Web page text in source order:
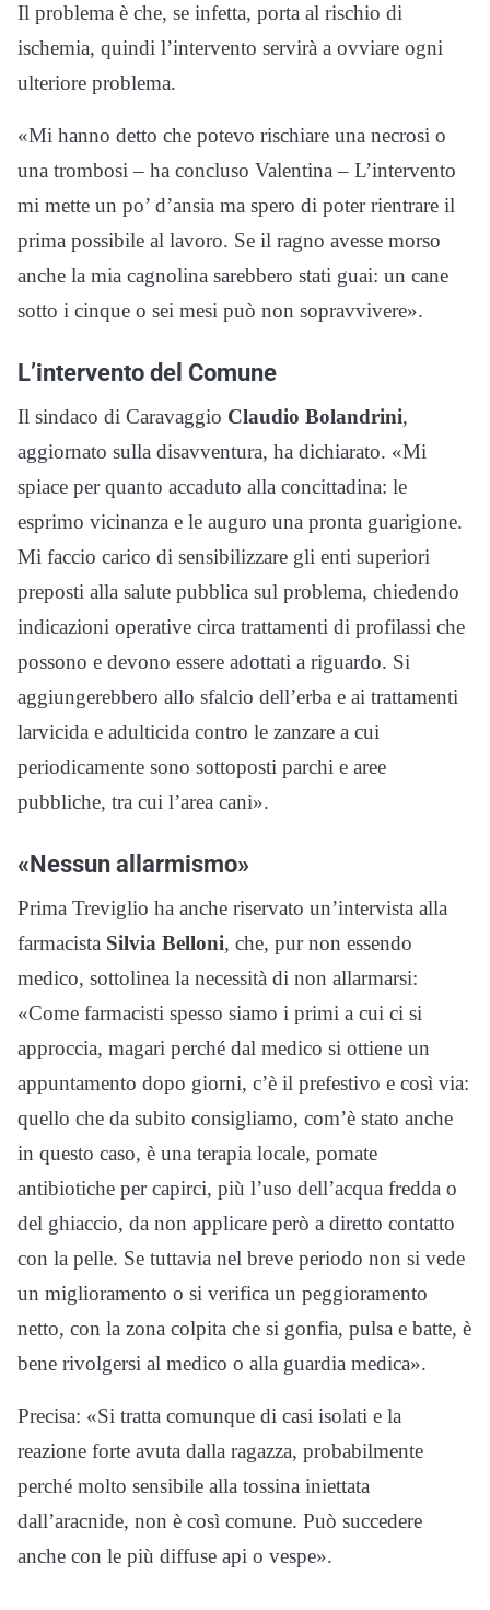
Il problema è che, se infetta, porta al rischio di
ischemia, quindi l’intervento servirà a ovviare ogni
ulteriore problema.
«Mi hanno detto che potevo rischiare una necrosi o
una trombosi – ha concluso Valentina – L’intervento
mi mette un po’ d’ansia ma spero di poter rientrare il
prima possibile al lavoro. Se il ragno avesse morso
anche la mia cagnolina sarebbero stati guai: un cane
sotto i cinque o sei mesi può non sopravvivere».
L’intervento del Comune
Il sindaco di Caravaggio Claudio Bolandrini,
aggiornato sulla disavventura, ha dichiarato. «Mi
spiace per quanto accaduto alla concittadina: le
esprimo vicinanza e le auguro una pronta guarigione.
Mi faccio carico di sensibilizzare gli enti superiori
preposti alla salute pubblica sul problema, chiedendo
indicazioni operative circa trattamenti di profilassi che
possono e devono essere adottati a riguardo. Si
aggiungerebbero allo sfalcio dell’erba e ai trattamenti
larvicida e adulticida contro le zanzare a cui
periodicamente sono sottoposti parchi e aree
pubbliche, tra cui l’area cani».
«Nessun allarmismo»
Prima Treviglio ha anche riservato un’intervista alla
farmacista Silvia Belloni, che, pur non essendo
medico, sottolinea la necessità di non allarmarsi:
«Come farmacisti spesso siamo i primi a cui ci si
approccia, magari perché dal medico si ottiene un
appuntamento dopo giorni, c’è il prefestivo e così via:
quello che da subito consigliamo, com’è stato anche
in questo caso, è una terapia locale, pomate
antibiotiche per capirci, più l’uso dell’acqua fredda o
del ghiaccio, da non applicare però a diretto contatto
con la pelle. Se tuttavia nel breve periodo non si vede
un miglioramento o si verifica un peggioramento
netto, con la zona colpita che si gonfia, pulsa e batte, è
bene rivolgersi al medico o alla guardia medica».
Precisa: «Si tratta comunque di casi isolati e la
reazione forte avuta dalla ragazza, probabilmente
perché molto sensibile alla tossina iniettata
dall’aracnide, non è così comune. Può succedere
anche con le più diffuse api o vespe».